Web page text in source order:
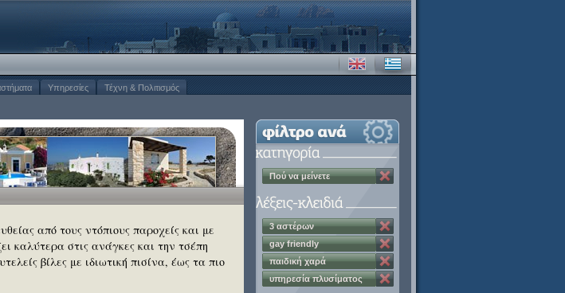
Υπηρεσίες Τέχνη & Πολιτισμός
από τους ντόπιους παροχείς και με
καλύτερα στις ανάγκες και την τσέπη
βίλες με ιδιωτική πισίνα, έως τα πιο
Πού να μείνετε
3 αστέρων
gay friendly
παιδική χαρά
υπηρεσία πλυσίματος